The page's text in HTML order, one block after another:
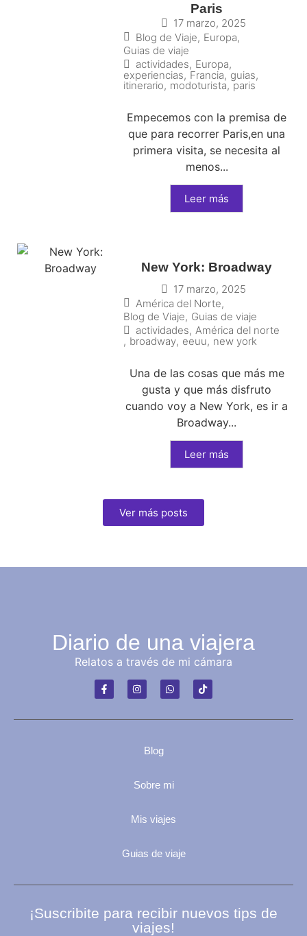
Paris
17 marzo, 2025
Blog de Viaje, Europa,
Guias de viaje
actividades, Europa,
experiencias, Francia, guias,
itinerario, modoturista, paris
Empecemos con la premisa de
que para recorrer Paris,en una
primera visita, se necesita al
menos...
Leer más
New York: Broadway
17 marzo, 2025
América del Norte,
Blog de Viaje, Guias de viaje
actividades, América del norte
, broadway, eeuu, new york
Una de las cosas que más me
gusta y que más disfruto
cuando voy a New York, es ir a
Broadway...
Leer más
Ver más posts
Diario de una viajera
Relatos a través de mi cámara
Blog
Sobre mi
Mis viajes
Guias de viaje
¡Suscribite para recibir nuevos tips de
viajes!